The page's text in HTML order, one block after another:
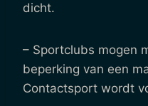
dicht.
– Sportclubs mogen
beperking van een
Contactsport wordt